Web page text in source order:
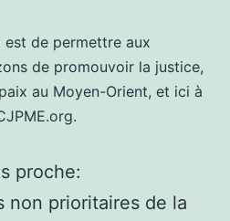
est de permettre aux
de promouvoir la justice,
au Moyen-Orient, et ici à
proche:
non prioritaires de la